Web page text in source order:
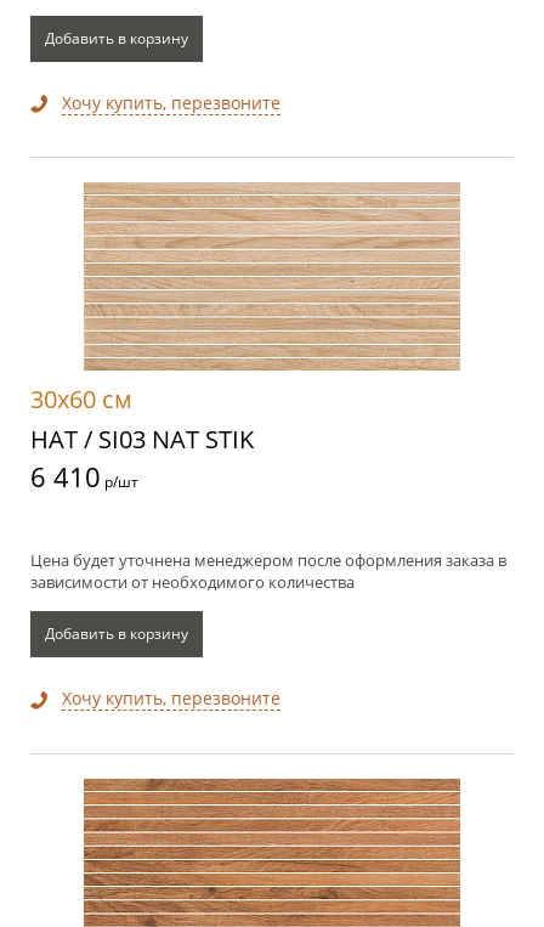
Добавить в корзину
Хочу купить, перезвоните
30x60 см
НАТ / SI03 NAT STIK
6 410 р/шт
Цена будет уточнена менеджером после оформления заказа в
зависимости от необходимого количества
Добавить в корзину
Хочу купить, перезвоните